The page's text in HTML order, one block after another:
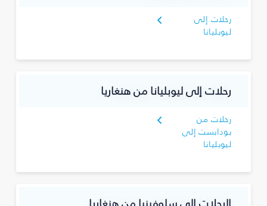
رحلات إلى
ليوبليانا
رحلات إلى ليوبليانا من هنغاريا
رحلات من
بودابست إلى
ليوبليانا